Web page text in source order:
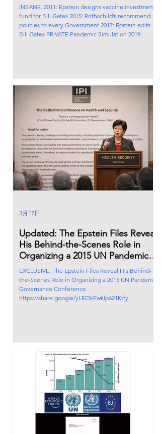
INSANE. 2011: Epstein designs vaccine investment
fund for Bill Gates 2015: Rothschild’s recommend
policies to every Government 2017: Epstein edits
Bill Gates PRIVATE Pandemic Simulation 2019:
Updated: The Epstein Files Reveal
His Behind-the-Scenes Role in
Organizing a 2015 UN Pandemic
Governance Conference
EXCLUSIVE: The Epstein Files Reveal His Behind-
the-Scenes Role in Organizing a 2015 UN Pandemic
Governance Conference
https://share.google/yLEOkFwklp621Ktfy
3月17日